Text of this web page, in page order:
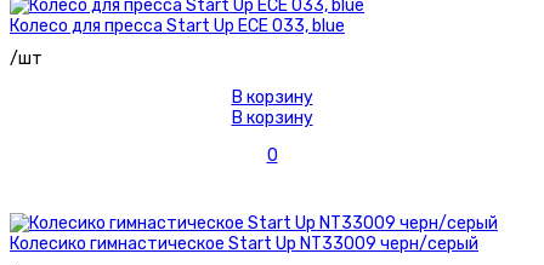
Колесо для пресса Start Up ECE 033, blue
/шт
В корзину
В корзину
0
Колесико гимнастическое Start Up NT33009 черн/серый